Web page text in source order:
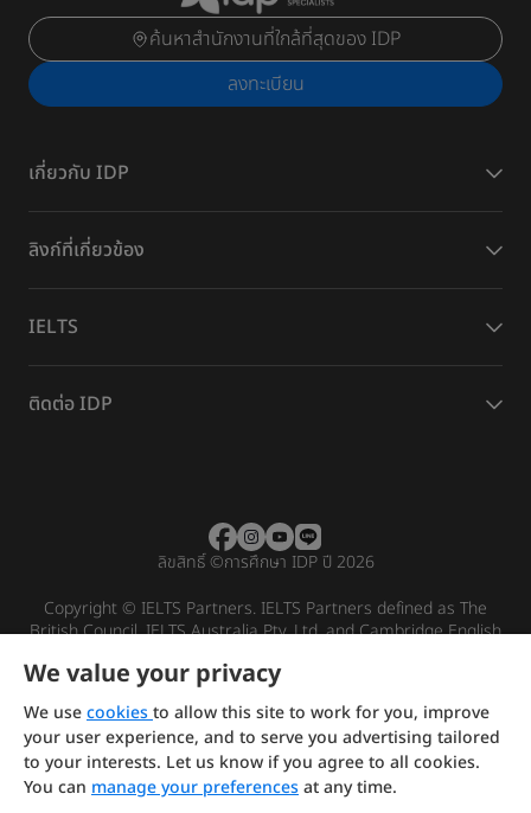
ค้นหาสำนักงานที่ใกล้ที่สุดของ IDP
ลงทะเบียน
เกี่ยวกับ IDP
ลิงก์ที่เกี่ยวข้อง
IELTS
ติดต่อ IDP
ลิขสิทธิ์©การศึกษา IDP ปี 2026
Copyright © IELTS Partners. IELTS Partners defined as The
British Council, IELTS Australia Pty. Ltd. and Cambridge English
Investors
Terms of use Privacy policy Disclaimer
We value your privacy
We usecookiesto allow this site to work for you, improve
your user experience, and to serve you advertising tailored
to your interests. Let us know if you agree to all cookies.
You can manage your preferencesat any time.